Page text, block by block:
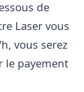
de
Laser vous
vous serez
le payement